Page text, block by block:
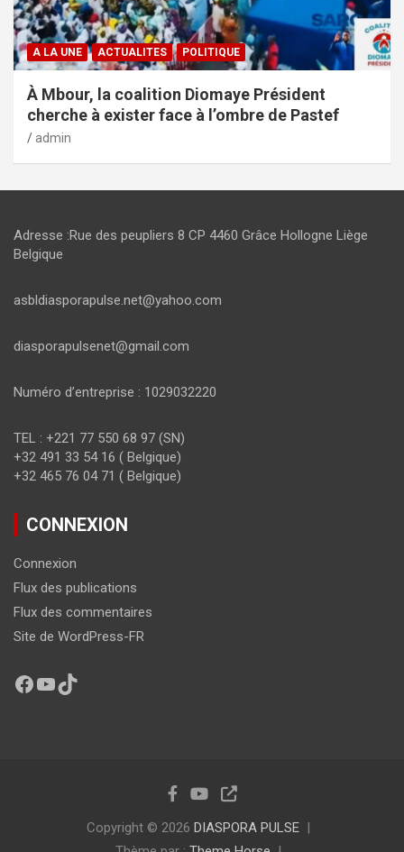
A LA UNE ACTUALITES POLITIQUE
À Mbour, la coalition Diomaye Président
cherche à exister face à l’ombre de Pastef
admin
Adresse :Rue des peupliers 8 CP 4460 Grâce Hollogne Liège
Belgique
asbldiasporapulse.net@yahoo.com
diasporapulsenet@gmail.com
Numéro d’entreprise : 1029032220
TEL : +221 77 550 68 97 (SN)
+32 491 33 54 16 ( Belgique)
+32 465 76 04 71 ( Belgique)
CONNEXION
Connexion
Flux des publications
Flux des commentaires
Site de WordPress-FR
Copyright © 2026 DIASPORA PULSE